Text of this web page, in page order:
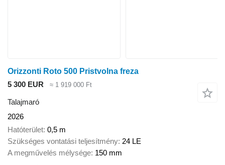
Orizzonti Roto 500 Pristvolna freza
5 300 EUR
≈ 1 919 000 Ft
Talajmaró
2026
Hatóterület 0,5 m
Szükséges vontatási teljesítmény 24 LE
A megművelés mélysége 150 mm